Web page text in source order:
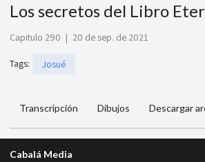
Los secretos del Libro
Capitulo 290 | 20 de sep. de 2021
Tags: Josué
Transcripción Dibujos Descargar
Cabalá Media